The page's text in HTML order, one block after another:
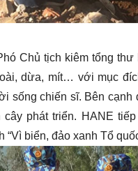
Chủ tịch kiêm tổng
dừa, mít… với mục
sống chiến sĩ. Bên
cây phát triển. HANE
biển, đảo xanh Tổ